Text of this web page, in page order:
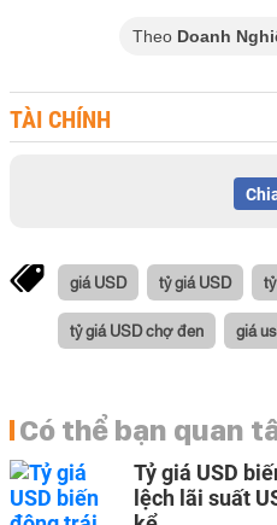
Theo Doanh
TÀI CHÍNH
giá USD tỷ giá USD
tỷ giá USD chợ đen giá
Có thể bạn quan
Tỷ giá USD
lệch lãi suất